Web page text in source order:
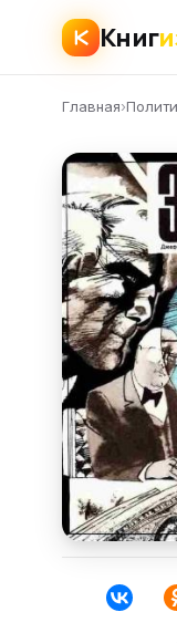
Книг
Главная›